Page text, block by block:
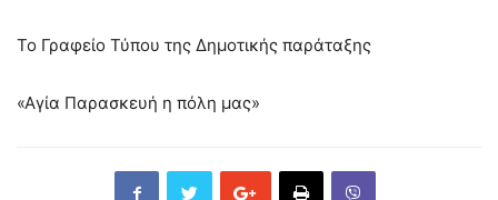
Το Γραφείο Τύπου της Δημοτικής παράταξης
«Αγία Παρασκευή η πόλη μας»